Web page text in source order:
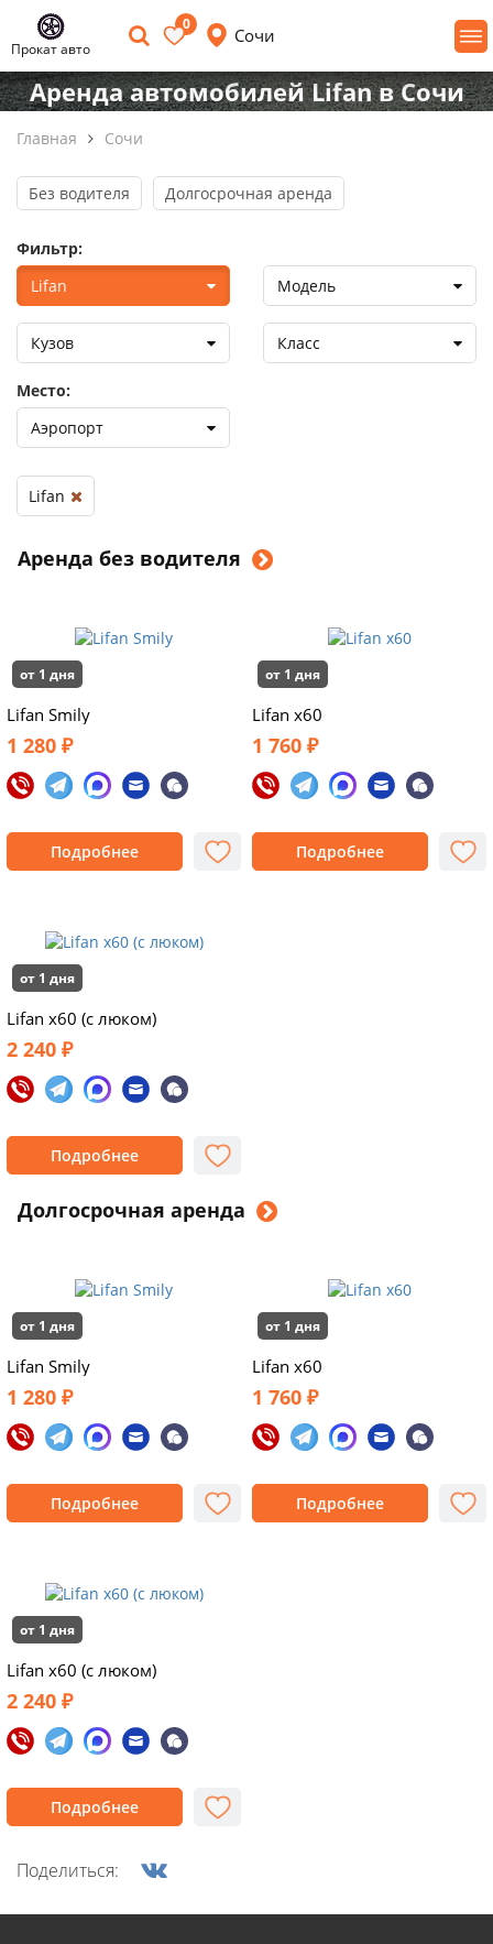
Прокат авто
0
Сочи
Аренда автомобилей Lifan в Сочи
Главная Сочи
Аренда без водителя
от 1 дня
Lifan Smily
1 280 ₽
Подробнее
от 1 дня
Lifan x60
1 760 ₽
Подробнее
от 1 дня
Lifan x60 (с люком)
2 240 ₽
Подробнее
Долгосрочная аренда
от 1 дня
Lifan Smily
1 280 ₽
Подробнее
от 1 дня
Lifan x60
1 760 ₽
Подробнее
от 1 дня
Lifan x60 (с люком)
2 240 ₽
Подробнее
Поделиться:
Без водителя Долгосрочная аренда
Фильтр:
Lifan
Модель
Кузов Класс
Место:
Аэропорт
Lifan